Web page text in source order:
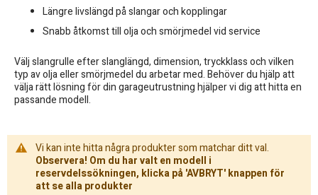
Längre livslängd på slangar och kopplingar
Snabb åtkomst till olja och smörjmedel vid service
Välj slangrulle efter slanglängd, dimension, tryckklass och vilken
typ av olja eller smörjmedel du arbetar med. Behöver du hjälp att
välja rätt lösning för din garageutrustning hjälper vi dig att hitta en
passande modell.
Vi kan inte hitta några produkter som matchar ditt val.
Observera! Om du har valt en modell i
reservdelssökningen, klicka på 'AVBRYT' knappen för
att se alla produkter